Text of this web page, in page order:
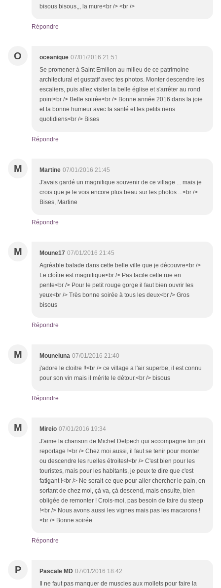
bisous bisous,,, la mure<br /> <br />
Répondre
O oceanique 07/01/2016 21:51
Se promener à Saint Emilion au milieu de ce patrimoine
architectural et gustatif avec tes photos. Monter descendre les
escaliers, puis allez visiter la belle église et s'arrêter au rond
point<br /> Belle soirée<br /> Bonne année 2016 dans la joie
et la bonne humeur avec la santé et les petits riens
quotidiens<br /> Bises
Répondre
M Martine 07/01/2016 21:45
J'avais gardé un magnifique souvenir de ce village ... mais je
crois que je le vois encore plus beau sur tes photos ...<br />
Bises, Martine
Répondre
M Moune17 07/01/2016 21:45
Agréable balade dans cette belle ville que je découvre<br />
Le cloître est magnifique<br /> Pas facile cette rue en
pente<br /> Pour le petit rouge gorge il faut bien ouvrir les
yeux<br /> Très bonne soirée à tous les deux<br /> Gros
bisous
Répondre
M Mouneluna 07/01/2016 21:40
j'adore le cloitre !!<br /> ce village a l'air superbe, il est connu
pour son vin mais il mérite le détour.<br /> bisous
Répondre
M Mireio 07/01/2016 19:34
J'aime la chanson de Michel Delpech qui accompagne ton joli
reportage !<br /> Chez moi aussi, il faut se tenir pour monter
ou descendre les ruelles étroites!<br /> C'est bien pour les
touristes, mais pour les habitants, je peux te dire que c'est
fatigant !<br /> Ne serait-ce que pour aller chercher le pain, en
sortant de chez moi, çà va, çà descend, mais ensuite, bien
obligée de remonter ! Crois-moi, pas besoin de faire du steep
!<br /> Nous avons aussi les vignes mais pas les macarons !
<br /> Bonne soirée
Répondre
P Pascale MD 07/01/2016 18:42
Il ne faut pas manquer de muscles aux mollets pour faire la